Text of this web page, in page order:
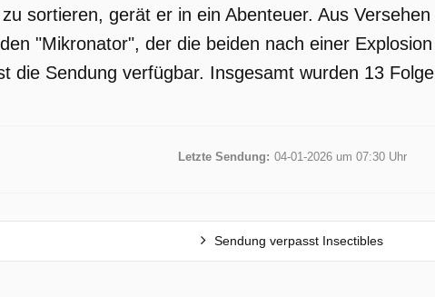
sortieren, gerät er in ein Abenteuer. Aus
"Mikronator", der die beiden nach einer
die Sendung verfügbar. Insgesamt wurden 13
Letzte Sendung: 04-01-2026 um 07:30 Uhr
Sendung verpasst Insectibles